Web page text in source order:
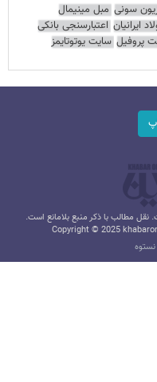
سونی مبل مینیمال
ایرانیان اعتبارسنجی بانکی
پروفیل سایت یوتوتایمز
مطالب با ذکر منبع بلامانع است.
Copyright © 2025